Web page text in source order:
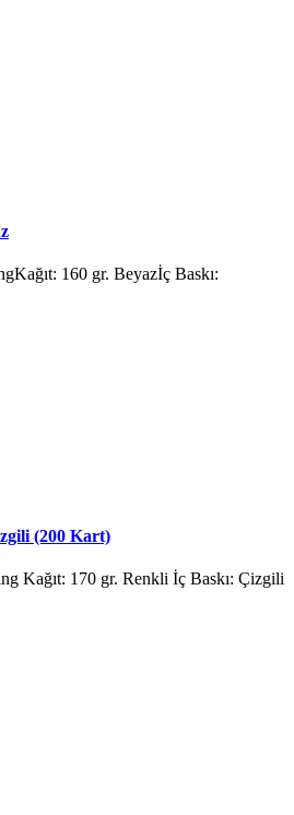
160 gr. Beyazİç Baskı:
(200 Kart)
Kağıt: 170 gr. Renkli İç Baskı: Çizgili